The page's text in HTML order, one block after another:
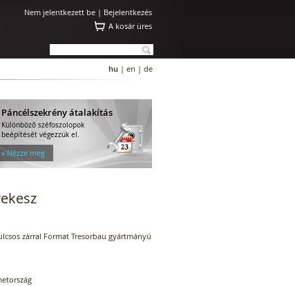
Nem jelentkezett be | Bejelentkezés
A kosár üres
hu | en | de
Páncélszekrény átalakítás
Különböző széfoszolopok
beépítését végezzük el.
» Nézze meg
zárral Format Tresorbau gyártmányú